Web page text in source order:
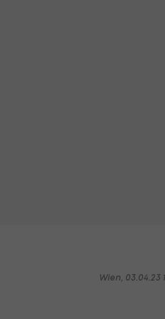
Wien, 03.04.23